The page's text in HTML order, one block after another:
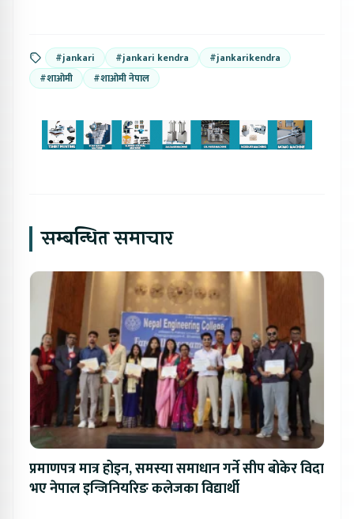
#jankari #jankari kendra
#jankarikendra
#शाओमी
#शाओमी नेपाल
सम्बन्धित समाचार
प्रमाणपत्र मात्र होइन, समस्या समाधान गर्ने सीप बोकेर विदा
भए नेपाल इन्जिनियरिङ कलेजका विद्यार्थी